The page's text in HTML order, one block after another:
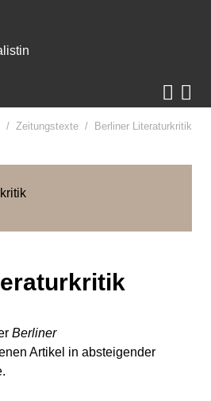
 
Zeitungstexte Berliner Literaturkritik
Berliner
Artikel in absteigender